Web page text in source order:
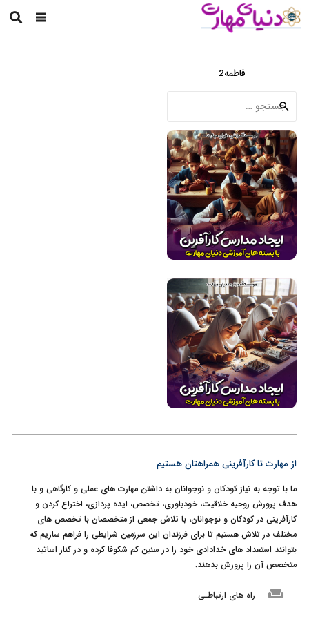
فاطمه2
برای:
از مهارت تا کارآفرینی همراهتان هستیم
ما با توجه به نیاز کودکان و نوجوانان به داشتن مهارت های عملی و کارگاهی و با
هدف پرورش روحیه خلاقیت، خودباوری، تخصص، ایده پردازی، اختراع کردن و
کارآفرینی در کودکان و نوجوانان، با تلاش جمعی از متخصصان با تخصص های
مختلف در تلاش هستیم تا برای فرزندان این سرزمین شرایطی را فراهم سازیم که
بتوانند استعداد های خدادادی خود را در سنین کم شکوفا کرده و در کنار اساتید
متخصص آن را پرورش بدهند.
weekend راه های ارتباطـی